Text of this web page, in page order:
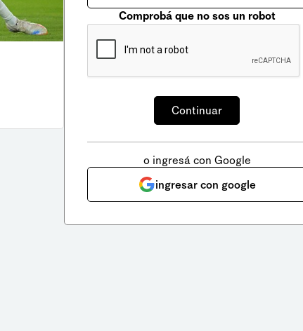
Comprobá que no sos un robot
o ingresá con Google
ingresar con google